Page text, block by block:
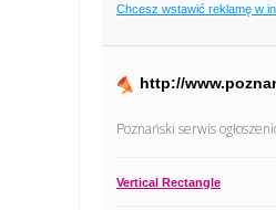
Chcesz wstawić reklamę w
http://
Poznański serwis
Vertical Rectangle